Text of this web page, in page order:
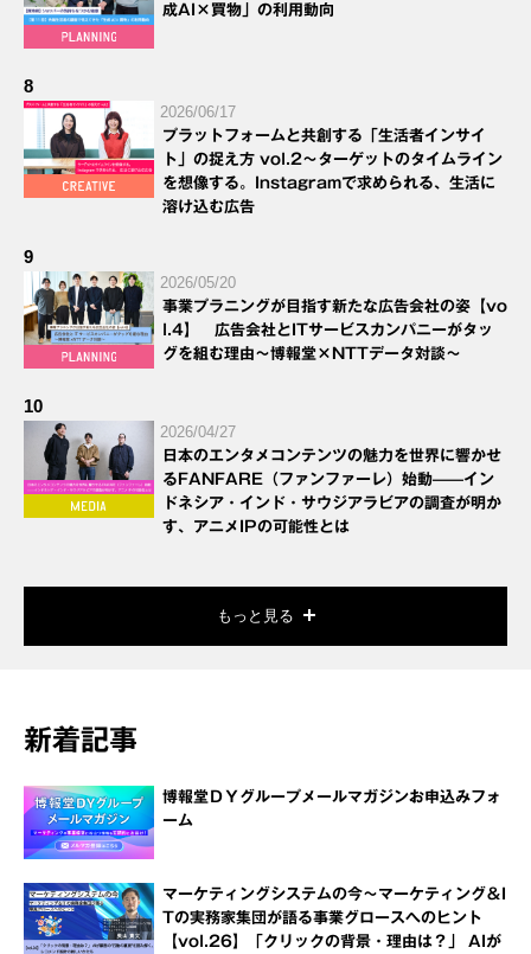
成AI×買物」の利用動向
8
2026/06/17
プラットフォームと共創する「生活者インサイ
ト」の捉え方 vol.2～ターゲットのタイムライン
を想像する。Instagramで求められる、生活に
溶け込む広告
9
2026/05/20
事業プラニングが目指す新たな広告会社の姿【vo
l.4】 広告会社とITサービスカンパニーがタッ
グを組む理由～博報堂×NTTデータ対談～
10
2026/04/27
日本のエンタメコンテンツの魅力を世界に響かせ
るFANFARE（ファンファーレ）始動——イン
ドネシア・インド・サウジアラビアの調査が明か
す、アニメIPの可能性とは
もっと見る
新着記事
博報堂ＤＹグループメールマガジンお申込みフォ
ーム
マーケティングシステムの今～マーケティング＆I
Tの実務家集団が語る事業グロースへのヒント
【vol.26】「クリックの背景・理由は？」 AIが